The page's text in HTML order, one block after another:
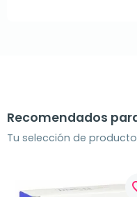
Recomendados
Tu selección de